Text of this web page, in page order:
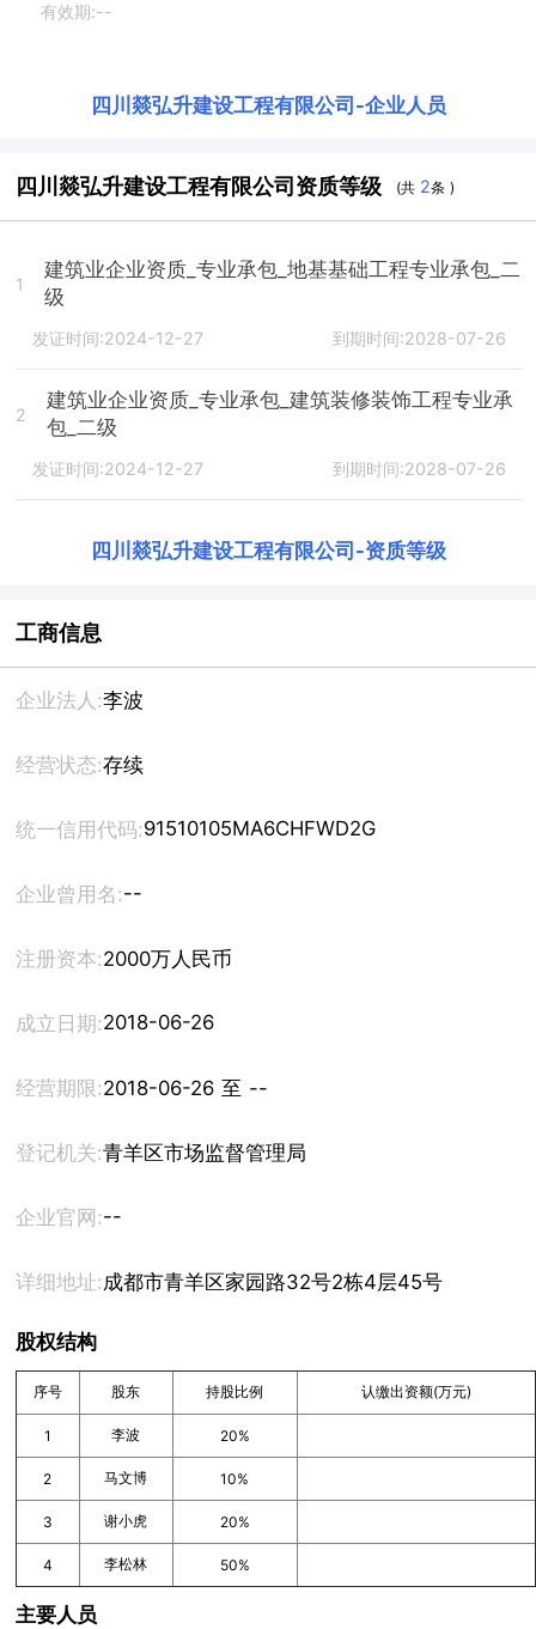
有效期:--
四川燚弘升建设工程有限公司 -企业人员
四川燚弘升建设工程有限公司资质等级 (共 2条 )
1
建筑业企业资质_专业承包_地基基础工程专业承包_二
级
发证时间:2024-12-27 到期时间:2028-07-26
2
建筑业企业资质_专业承包_建筑装修装饰工程专业承
包_二级
发证时间:2024-12-27 到期时间:2028-07-26
四川燚弘升建设工程有限公司 -资质等级
工商信息
企业法人:李波
经营状态:存续
统一信用代码:91510105MA6CHFWD2G
企业曾用名:--
注册资本:2000万人民币
成立日期:2018-06-26
经营期限: 2018-06-26 至 --
登记机关:青羊区市场监督管理局
企业官网:--
详细地址: 成都市青羊区家园路32号2栋4层45号
股权结构
序号 股东 持股比例 认缴出资额(万元)
1 李波 20%
2 马文博 10%
3 谢小虎 20%
4 李松林 50%
主要人员